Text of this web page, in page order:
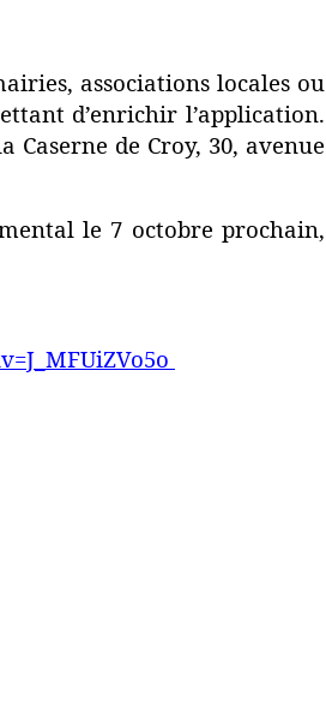
associations locales ou
d’enrichir l’application.
de Croy, 30, avenue
le 7 octobre prochain,